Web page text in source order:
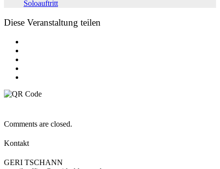
Soloauftritt
Diese Veranstaltung teilen
Comments are closed.
Kontakt
GERI TSCHANN